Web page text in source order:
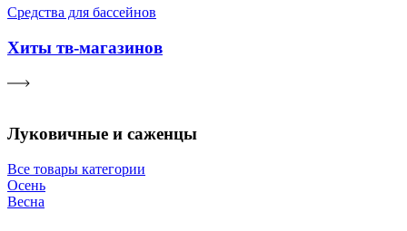
Средства для бассейнов
Хиты тв-магазинов
Луковичные и саженцы
Все товары категории
Осень
Весна